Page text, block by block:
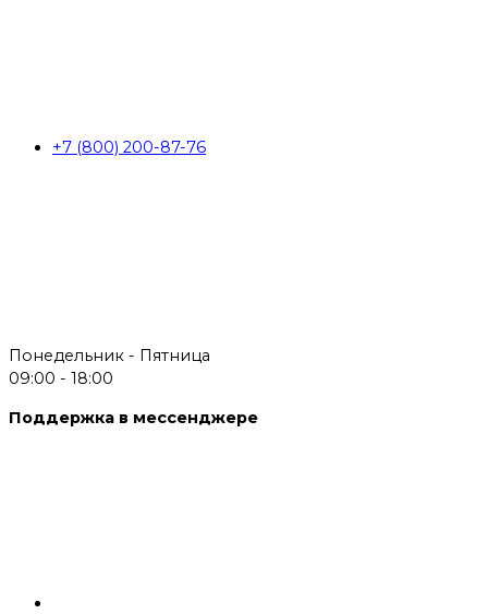
+7 (800) 200-87-76
Понедельник - Пятница
09:00 - 18:00
Поддержка в мессенджере